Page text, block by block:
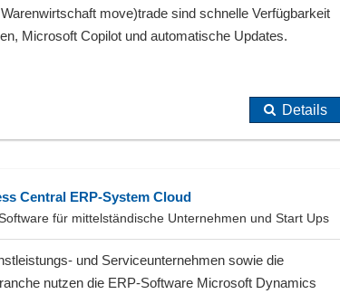
move)trade sind schnelle Verfügbarkeit
Microsoft Copilot und automatische Updates.
Details
Central ERP-System Cloud
für mittelständische Unternehmen und Start Ups
und Serviceunternehmen sowie die
nutzen die ERP-Software Microsoft Dynamics